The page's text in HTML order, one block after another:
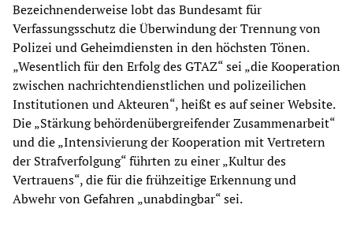
Bezeichnenderweise lobt das Bundesamt für
Verfassungsschutz die Überwindung der Trennung von
Polizei und Geheimdiensten in den höchsten Tönen.
„Wesentlich für den Erfolg des GTAZ“ sei „die Kooperation
zwischen nachrichtendienstlichen und polizeilichen
Institutionen und Akteuren“, heißt es auf seiner Website.
Die „Stärkung behördenübergreifender Zusammenarbeit“
und die „Intensivierung der Kooperation mit Vertretern
der Strafverfolgung“ führten zu einer „Kultur des
Vertrauens“, die für die frühzeitige Erkennung und
Abwehr von Gefahren „unabdingbar“ sei.